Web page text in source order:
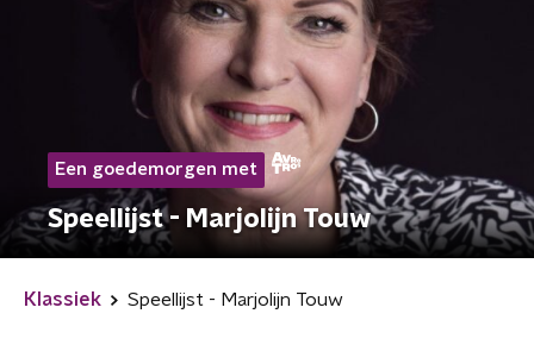
Een goedemorgen met
Speellijst - Marjolijn Touw
Klassiek Speellijst - Marjolijn Touw